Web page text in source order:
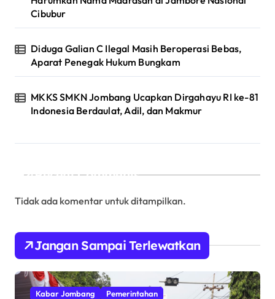
Cibubur
Diduga Galian C Ilegal Masih Beroperasi Bebas,
Aparat Penegak Hukum Bungkam
MKKS SMKN Jombang Ucapkan Dirgahayu RI ke-81
Indonesia Berdaulat, Adil, dan Makmur
Recent Comments
Tidak ada komentar untuk ditampilkan.
Jangan Sampai Terlewatkan
Kabar Jombang Pemerintahan